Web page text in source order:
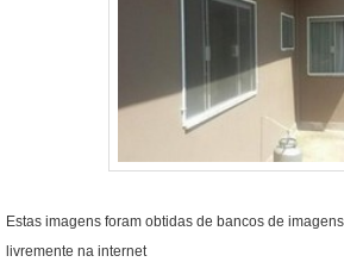
Estas imagens foram obtidas de bancos de
livremente na internet